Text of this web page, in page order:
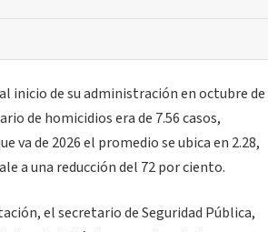
inicio de su administración en octubre de
de homicidios era de 7.56 casos,
va de 2026 el promedio se ubica en 2.28,
a una reducción del 72 por ciento.
el secretario de Seguridad Pública,